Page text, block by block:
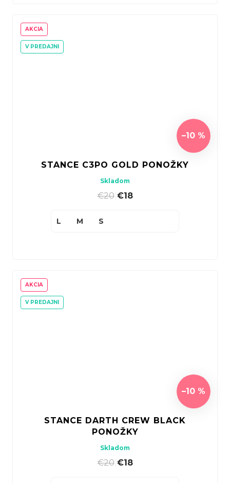
AKCIA
V PREDAJNI
–10 %
STANCE C3PO GOLD PONOŽKY
Skladom
€20| €18
L M S
AKCIA
V PREDAJNI
–10 %
STANCE DARTH CREW BLACK
PONOŽKY
Skladom
€20| €18